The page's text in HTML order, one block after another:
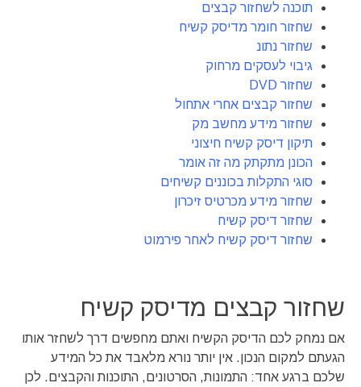
תוכנה לשחזור קבצים
שחזור חומר מדיסק קשיח
שחזור נתונ
גיבוי לעסקים מרחוק
שחזור DVD
שחזור קבצים אחרי אתחול
שחזור מידע מחשב מק
תיקון דיסק קשיח חיצוני
הכונן מתקתק מה זה אומר
סוגי התקלות בכוננים קשיחים
שחזור מידע מכרטיס זיכרון
שחזור דיסק קשיח
שחזור דיסק קשיח לאחר פירמוט
שחזור קבצים מדיסק קשיח
אם נמחק לכם הדיסק הקשיח ואתם מחפשים דרך לשחזר אותו
הגעתם למקום הנכון. אין יותר נורא מלאבד את כל המידע
שלכם ברגע אחד: התמונות, הסרטונים, התוכנות והקבצים. לכן